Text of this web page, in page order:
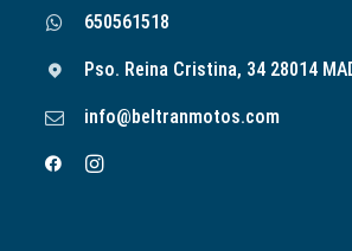
650561518
Pso. Reina Cristina, 34 28014
info@beltranmotos.com